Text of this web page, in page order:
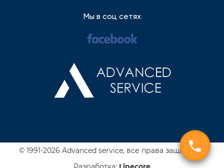
Мы в соц сетях
© 1991-2026 Advanced service, все права защищены